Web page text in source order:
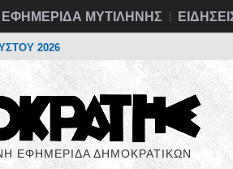
ΕΦΗΜΕΡΙΔΑ ΜΥΤΙΛΗΝΗΣ
2026
ΕΦΗΜΕΡΙΔΑ ΔΗΜΟΚΡΑΤΙΚΩΝ